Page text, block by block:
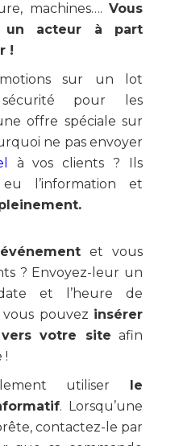
machines…. Vous
un acteur à part
!
sur un lot
pour les
offre spéciale sur
ne pas envoyer
à vos clients ? Ils
l’information et
et vous
? Envoyez-leur un
et l’heure de
vous pouvez insérer
votre site afin
!
utiliser le
. Lorsqu’une
contactez-le par